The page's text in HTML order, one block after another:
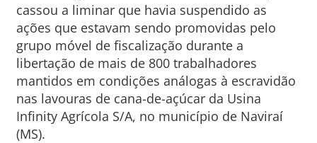
cassou a liminar que havia suspendido as
ações que estavam sendo promovidas pelo
grupo móvel de fiscalização durante a
libertação de mais de 800 trabalhadores
mantidos em condições análogas à escravidão
nas lavouras de cana-de-açúcar da Usina
Infinity Agrícola S/A, no município de Naviraí
(MS).